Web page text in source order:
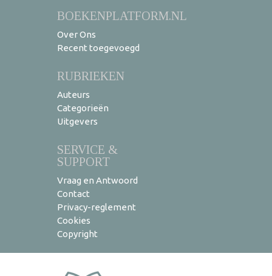
BOEKENPLATFORM.NL
Over Ons
Recent toegevoegd
RUBRIEKEN
Auteurs
Categorieën
Uitgevers
SERVICE &
SUPPORT
Vraag en Antwoord
Contact
Privacy-reglement
Cookies
Copyright